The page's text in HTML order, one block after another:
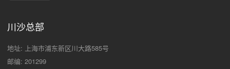
川沙总部
地址: 上海市浦东新区川大路585号
邮编: 201299